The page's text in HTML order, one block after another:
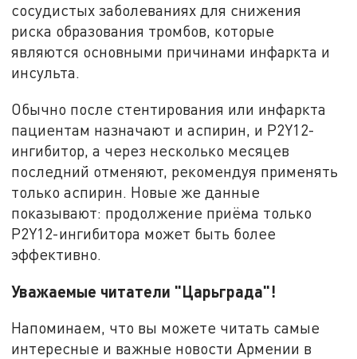
сосудистых заболеваниях для снижения
риска образования тромбов, которые
являются основными причинами инфаркта и
инсульта.
Обычно после стентирования или инфаркта
пациентам назначают и аспирин, и P2Y12-
ингибитор, а через несколько месяцев
последний отменяют, рекомендуя применять
только аспирин. Новые же данные
показывают: продолжение приёма только
P2Y12-ингибитора может быть более
эффективно.
Уважаемые читатели "Царьграда"!
Напоминаем, что вы можете читать самые
интересные и важные новости Армении в